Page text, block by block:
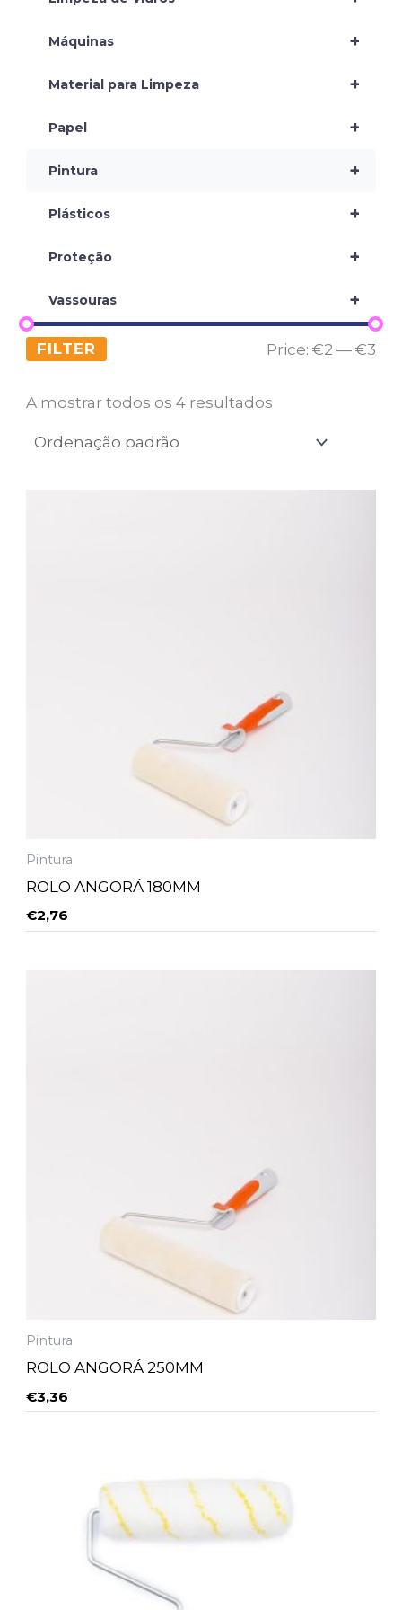
+
Máquinas
+
Material para Limpeza
+
Papel
+
Pintura
+
Plásticos
+
Proteção
+
Vassouras
FILTER Price: €2 — €3
A mostrar todos os 4 resultados
Pintura
ROLO ANGORÁ 180MM
€2,76
Pintura
ROLO ANGORÁ 250MM
€3,36